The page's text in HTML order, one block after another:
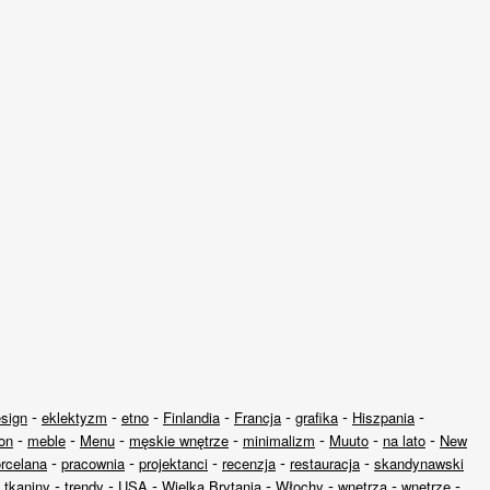
- eklektyzm - etno - Finlandia - Francja - grafika - Hiszpania -
- meble - Menu - męskie wnętrze - minimalizm - Muuto - na lato - New
- pracownia - projektanci - recenzja - restauracja - skandynawski